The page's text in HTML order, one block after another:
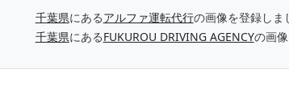
千葉県にあるアルファ運転代行の画像を登録しま
千葉県にあるFUKUROU DRIVING AGENCYの画